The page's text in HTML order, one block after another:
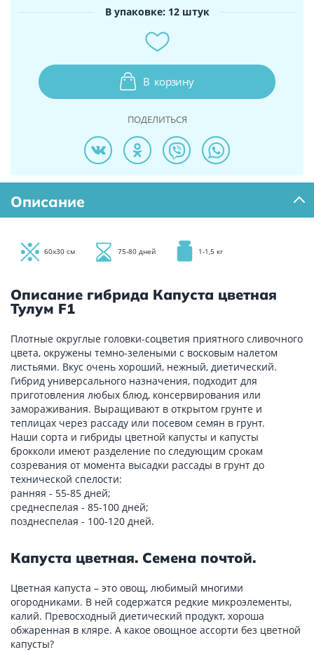
В упаковке: 12 штук
В корзину
ПОДЕЛИТЬСЯ
Описание
60х30 см 75-80 дней 1-1,5 кг
Описание гибрида Капуста цветная
Тулум F1
Плотные округлые головки-соцветия приятного сливочного
цвета, окружены темно-зелеными с восковым налетом
листьями. Вкус очень хороший, нежный, диетический.
Гибрид универсального назначения, подходит для
приготовления любых блюд, консервирования или
замораживания. Выращивают в открытом грунте и
теплицах через рассаду или посевом семян в грунт.
Наши сорта и гибриды цветной капусты и капусты
брокколи имеют разделение по следующим срокам
созревания от момента высадки рассады в грунт до
технической спелости:
ранняя - 55-85 дней;
среднеспелая - 85-100 дней;
позднеспелая - 100-120 дней.
Капуста цветная. Семена почтой.
Цветная капуста – это овощ, любимый многими
огородниками. В ней содержатся редкие микроэлементы,
калий. Превосходный диетический продукт, хороша
обжаренная в кляре. А какое овощное ассорти без цветной
капусты?